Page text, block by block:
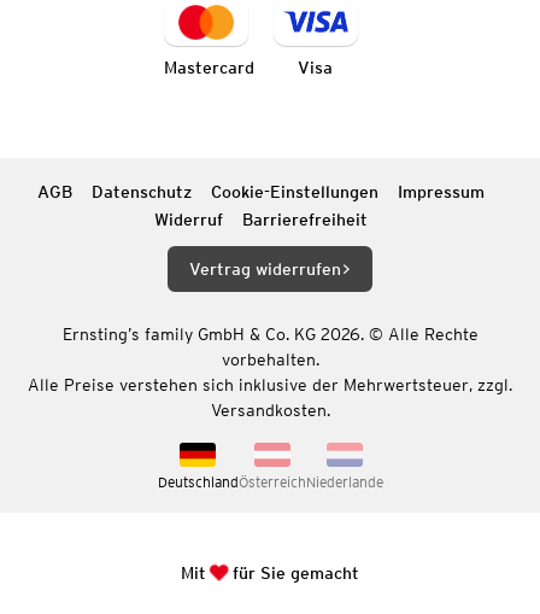
Mastercard Visa
AGB Datenschutz Cookie-Einstellungen
Impressum
Widerruf
Barrierefreiheit
Vertrag widerrufen
Ernsting’s family GmbH & Co. KG 2026. © Alle Rechte
vorbehalten.
Alle Preise verstehen sich inklusive der Mehrwertsteuer, zzgl.
Versandkosten.
DeutschlandÖsterreichNiederlande
Mit für Sie gemacht